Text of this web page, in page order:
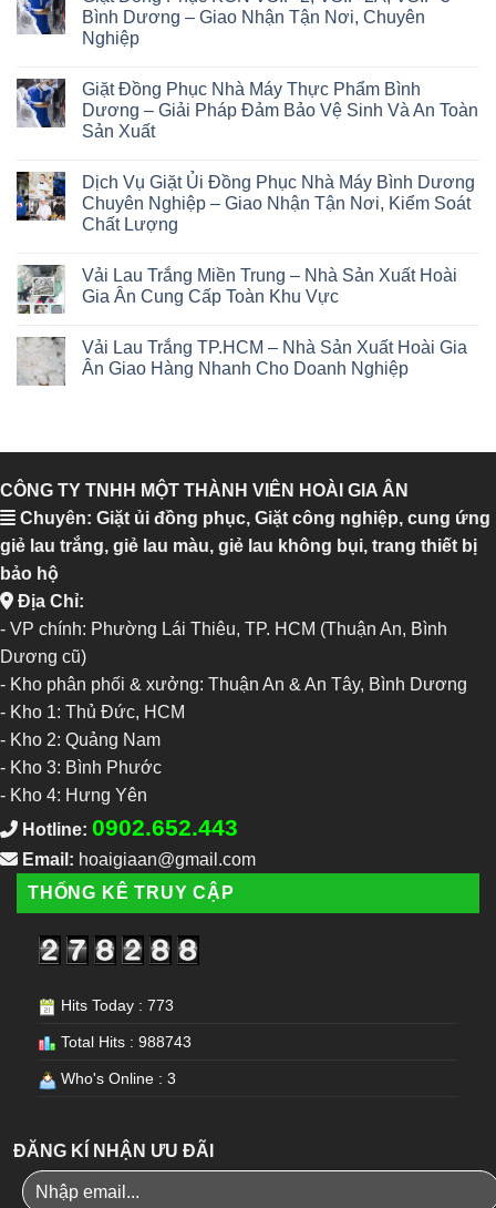
Bình Dương – Giao Nhận Tận Nơi, Chuyên
Nghiệp
Giặt Đồng Phục Nhà Máy Thực Phẩm Bình
Dương – Giải Pháp Đảm Bảo Vệ Sinh Và An Toàn
Sản Xuất
Dịch Vụ Giặt Ủi Đồng Phục Nhà Máy Bình Dương
Chuyên Nghiệp – Giao Nhận Tận Nơi, Kiểm Soát
Chất Lượng
Vải Lau Trắng Miền Trung – Nhà Sản Xuất Hoài
Gia Ân Cung Cấp Toàn Khu Vực
Vải Lau Trắng TP.HCM – Nhà Sản Xuất Hoài Gia
Ân Giao Hàng Nhanh Cho Doanh Nghiệp
CÔNG TY TNHH MỘT THÀNH VIÊN HOÀI GIA ÂN
Chuyên: Giặt ủi đồng phục, Giặt công nghiệp, cung ứng
giẻ lau trắng, giẻ lau màu, giẻ lau không bụi, trang thiết bị
bảo hộ
Địa Chỉ:
- VP chính: Phường Lái Thiêu, TP. HCM (Thuận An, Bình
Dương cũ)
- Kho phân phối & xưởng: Thuận An & An Tây, Bình Dương
- Kho 1: Thủ Đức, HCM
- Kho 2: Quảng Nam
- Kho 3: Bình Phước
- Kho 4: Hưng Yên
Hotline: 0902.652.443
Email: hoaigiaan@gmail.com
THỐNG KÊ TRUY CẬP
Hits Today : 773
Total Hits : 988743
Who's Online : 3
ĐĂNG KÍ NHẬN ƯU ĐÃI